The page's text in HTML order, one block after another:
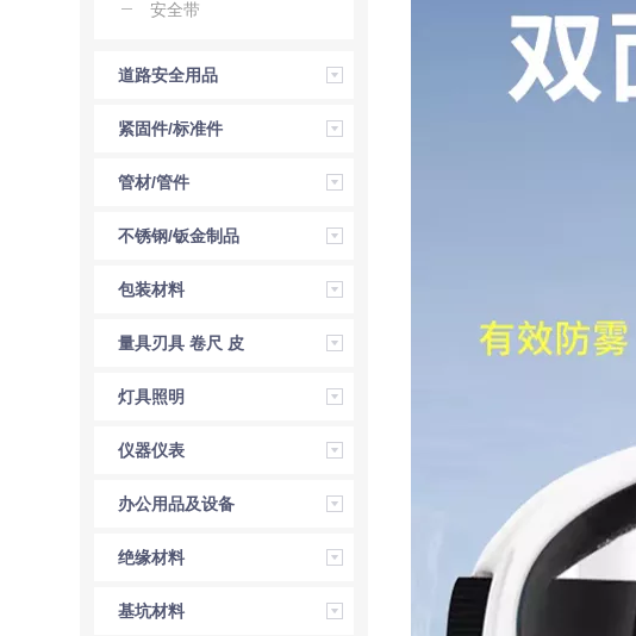
安全带
道路安全用品
紧固件/标准件
管材/管件
不锈钢/钣金制品
包装材料
量具刃具 卷尺 皮
尺 角尺 直尺
灯具照明
仪器仪表
办公用品及设备
绝缘材料
基坑材料